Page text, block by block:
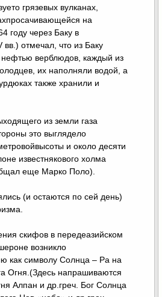
грязевых вулканах,
на
году через Баку в
отмечал, что из Баку
нефтью верблюдов, каждый из
их наполняли водой, а
также хранили и
из земли газа
это выглядело
и около десяти
известнякового холма
еще Марко Поло).
(и остаются по сей день)
скифов в передеазийском
возникло
как символу Солнца – Ра на
Огня.(Здесь напрашиваются
Алпан и др.греч. Бог Солнца